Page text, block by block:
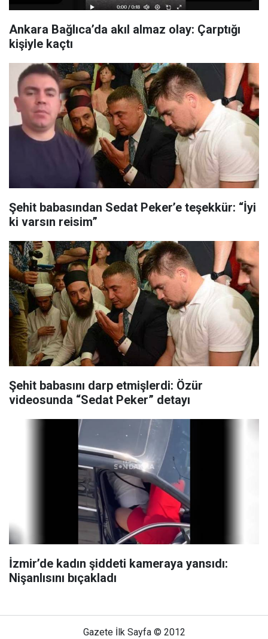
Ankara Bağlıca’da akıl almaz olay: Çarptığı
kişiyle kaçtı
Şehit babasından Sedat Peker’e teşekkür: “İyi
ki varsın reisim”
Şehit babasını darp etmişlerdi: Özür
videosunda “Sedat Peker” detayı
İzmir’de kadın şiddeti kameraya yansıdı:
Nişanlısını bıçakladı
Gazete İlk Sayfa © 2012